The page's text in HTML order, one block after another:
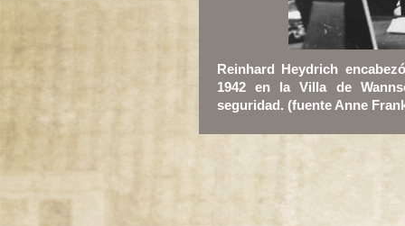
Reinhard Heydrich
1942 en la Villa de
seguridad. (fuente Anne